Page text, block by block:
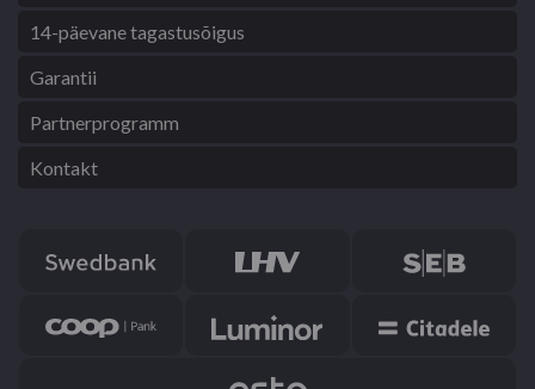
14-päevane tagastusõigus
Garantii
Partnerprogramm
Kontakt